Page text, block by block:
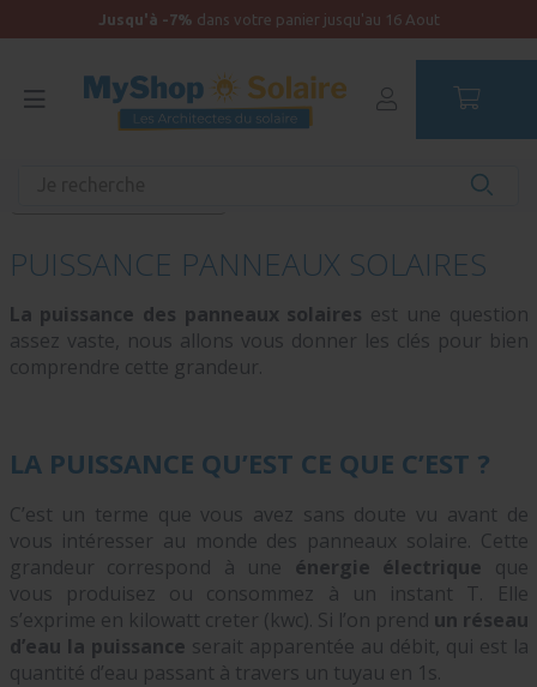
Jusqu'à -7% dans votre panier jusqu'au 16 Aout
PUISSANCE PANNEAUX SOLAIRES
La puissance des panneaux solaires est une question
assez vaste, nous allons vous donner les clés pour bien
comprendre cette grandeur.
LA PUISSANCE QU’EST CE QUE C’EST ?
C’est un terme que vous avez sans doute vu avant de
vous intéresser au monde des panneaux solaire. Cette
grandeur correspond à une énergie électrique que
vous produisez ou consommez à un instant T. Elle
s’exprime en kilowatt creter (kwc). Si l’on prend un réseau
d’eau la puissance serait apparentée au débit, qui est la
quantité d’eau passant à travers un tuyau en 1s.